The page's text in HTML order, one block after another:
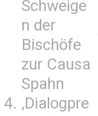
Schweige
n der
Bischöfe
zur Causa
Spahn
‚Dialogpre